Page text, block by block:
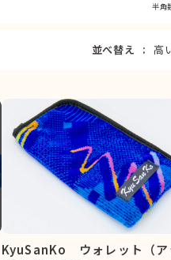
半角
並べ替え 高
KyuSanKo ウォレット（ア